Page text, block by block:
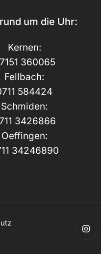
um die Uhr:
Kernen:
360065
Fellbach:
584424
Schmiden:
3426866
Oeffingen:
34246890